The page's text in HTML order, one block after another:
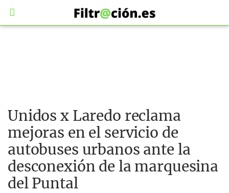
Unidos x Laredo reclama
mejoras en el servicio de
autobuses urbanos ante la
desconexión de la marquesina
del Puntal